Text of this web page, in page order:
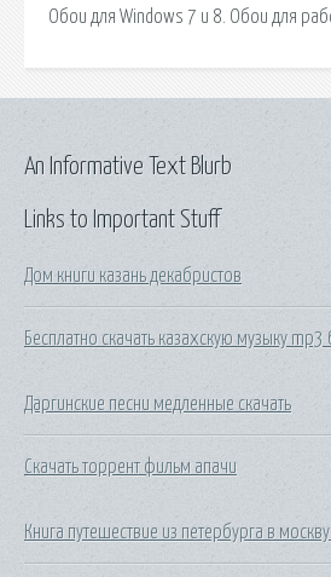
Обои для Windows 7 и 8. Обои для
Links to Important Stuff
Дом книги казань декабристов
Бесплатно скачать казахскую музыку mp3
Даргинские песни медленные скачать
Скачать торрент фильм апачи
Книга путешествие из петербурга в москву
An Informative Text Blurb